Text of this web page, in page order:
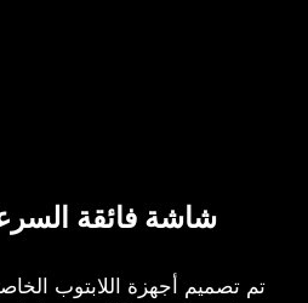
شاشة فائقة
تم تصميم أجهزة اللابتوب